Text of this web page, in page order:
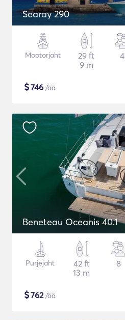
Searay 290
Mootorjaht
29 ft
9 m
4
$746 /öö
Beneteau Oceanis 40.1
Purjejaht
42 ft
13 m
8
$762/öö